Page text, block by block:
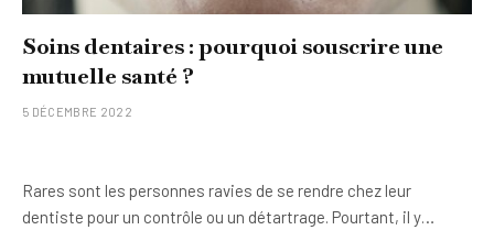
Soins dentaires : pourquoi souscrire une
mutuelle santé ?
5 DÉCEMBRE 2022
Rares sont les personnes ravies de se rendre chez leur
dentiste pour un contrôle ou un détartrage. Pourtant, il y…